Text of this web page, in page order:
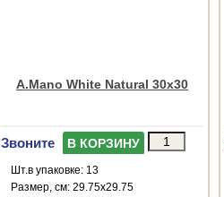
A.Mano White Natural 30x30
Звоните В КОРЗИНУ
Шт.в упаковке: 13
Размер, см: 29.75x29.75